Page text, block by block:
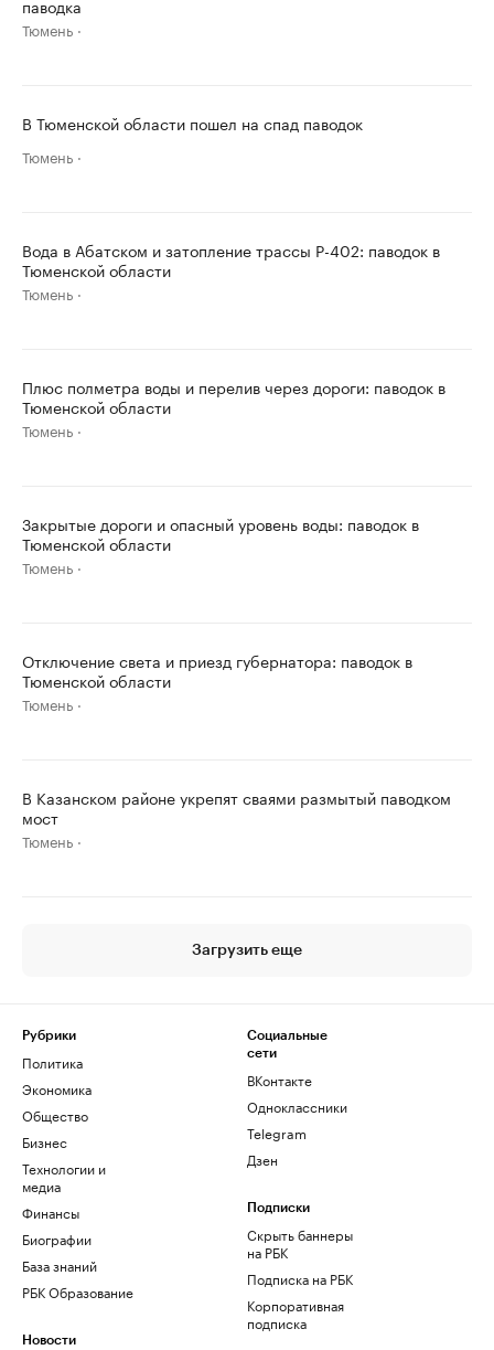
паводка
Тюмень
В Тюменской области пошел на спад паводок
Тюмень
Вода в Абатском и затопление трассы P-402: паводок в
Тюменской области
Тюмень
Плюс полметра воды и перелив через дороги: паводок в
Тюменской области
Тюмень
Закрытые дороги и опасный уровень воды: паводок в
Тюменской области
Тюмень
Отключение света и приезд губернатора: паводок в
Тюменской области
Тюмень
В Казанском районе укрепят сваями размытый паводком
мост
Тюмень
Загрузить еще
Рубрики
Политика
Экономика
Общество
Бизнес
Технологии и
медиа
Финансы
Биографии
База знаний
РБК Образование
Новости
Социальные
сети
ВКонтакте
Одноклассники
Telegram
Дзен
Подписки
Скрыть баннеры
на РБК
Подписка на РБК
Корпоративная
подписка